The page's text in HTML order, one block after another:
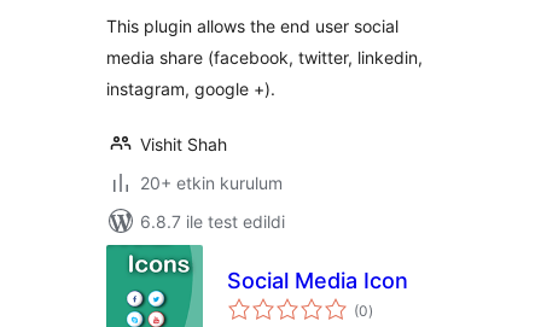
This plugin allows the end user social
media share (facebook, twitter, linkedin,
instagram, google +).
Vishit Shah
20+ etkin kurulum
6.8.7 ile test edildi
Social Media Icon
(0toplam
puan
)